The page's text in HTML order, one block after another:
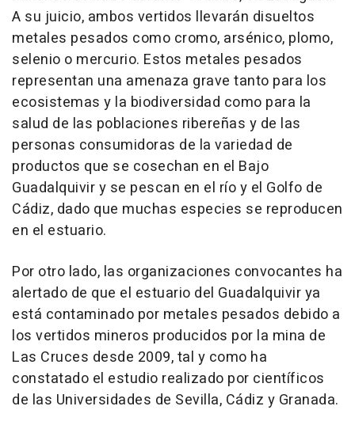
A su juicio, ambos vertidos llevarán disueltos
metales pesados como cromo, arsénico, plomo,
selenio o mercurio. Estos metales pesados
representan una amenaza grave tanto para los
ecosistemas y la biodiversidad como para la
salud de las poblaciones ribereñas y de las
personas consumidoras de la variedad de
productos que se cosechan en el Bajo
Guadalquivir y se pescan en el río y el Golfo de
Cádiz, dado que muchas especies se reproducen
en el estuario.
Por otro lado, las organizaciones convocantes ha
alertado de que el estuario del Guadalquivir ya
está contaminado por metales pesados debido a
los vertidos mineros producidos por la mina de
Las Cruces desde 2009, tal y como ha
constatado el estudio realizado por científicos
de las Universidades de Sevilla, Cádiz y Granada.